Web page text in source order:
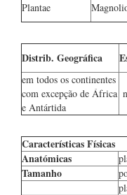
Plantae
Distrib. Geográfica
em todos os continentes
com excepção de África
e Antártida
Características Físicas
Anatómicas
Tamanho